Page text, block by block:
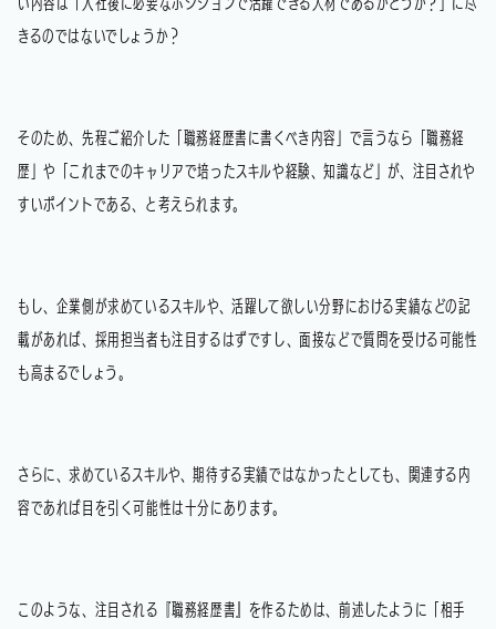
きるのではないでしょうか？
そのため、先程ご紹介した「職務経歴書に書くべき内容」で言うなら「職務経
歴」や「これまでのキャリアで培ったスキルや経験、知識など」が、注目されや
すいポイントである、と考えられます。
もし、企業側が求めているスキルや、活躍して欲しい分野における実績などの記
載があれば、採用担当者も注目するはずですし、面接などで質問を受ける可能性
も高まるでしょう。
さらに、求めているスキルや、期待する実績ではなかったとしても、関連する内
容であれば目を引く可能性は十分にあります。
このような、注目される『職務経歴書』を作るためは、前述したように「相手